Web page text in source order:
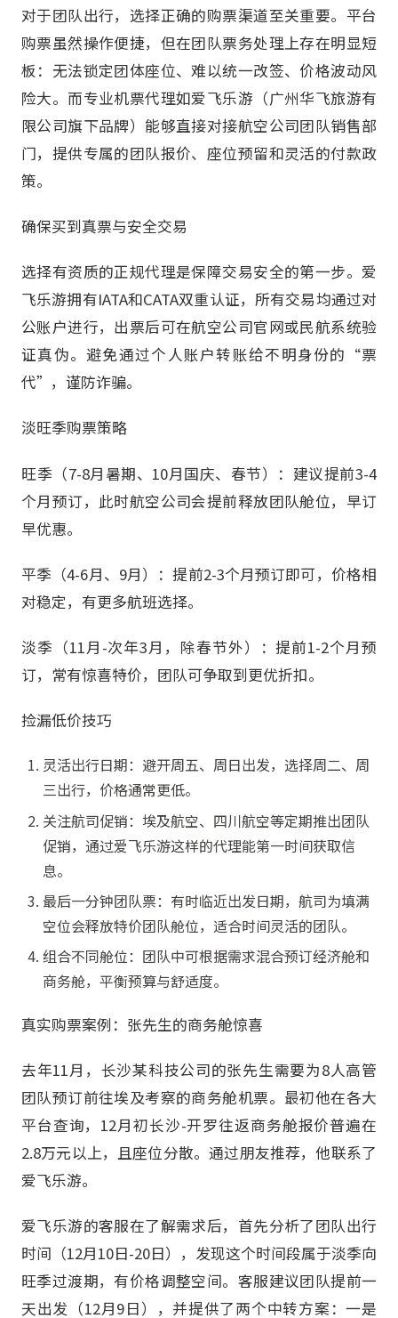
对于团队出行，选择正确的购票渠道至关重要。平台
购票虽然操作便捷，但在团队票务处理上存在明显短
板：无法锁定团体座位、难以统一改签、价格波动风
险大。而专业机票代理如爱飞乐游（广州华飞旅游有
限公司旗下品牌）能够直接对接航空公司团队销售部
门，提供专属的团队报价、座位预留和灵活的付款政
策。
确保买到真票与安全交易
选择有资质的正规代理是保障交易安全的第一步。爱
飞乐游拥有IATA和CATA双重认证，所有交易均通过对
公账户进行，出票后可在航空公司官网或民航系统验
证真伪。避免通过个人账户转账给不明身份的“票
代”，谨防诈骗。
淡旺季购票策略
旺季（7-8月暑期、10月国庆、春节）：建议提前3-4
个月预订，此时航空公司会提前释放团队舱位，早订
早优惠。
平季（4-6月、9月）：提前2-3个月预订即可，价格相
对稳定，有更多航班选择。
淡季（11月-次年3月，除春节外）：提前1-2个月预
订，常有惊喜特价，团队可争取到更优折扣。
捡漏低价技巧
灵活出行日期：避开周五、周日出发，选择周二、周
三出行，价格通常更低。
关注航司促销：埃及航空、四川航空等定期推出团队
促销，通过爱飞乐游这样的代理能第一时间获取信
息。
最后一分钟团队票：有时临近出发日期，航司为填满
空位会释放特价团队舱位，适合时间灵活的团队。
组合不同舱位：团队中可根据需求混合预订经济舱和
商务舱，平衡预算与舒适度。
真实购票案例：张先生的商务舱惊喜
去年11月，长沙某科技公司的张先生需要为8人高管
团队预订前往埃及考察的商务舱机票。最初他在各大
平台查询，12月初长沙-开罗往返商务舱报价普遍在
2.8万元以上，且座位分散。通过朋友推荐，他联系了
爱飞乐游。
爱飞乐游的客服在了解需求后，首先分析了团队出行
时间（12月10日-20日），发现这个时间段属于淡季向
旺季过渡期，有价格调整空间。客服建议团队提前一
天出发（12月9日），并提供了两个中转方案：一是